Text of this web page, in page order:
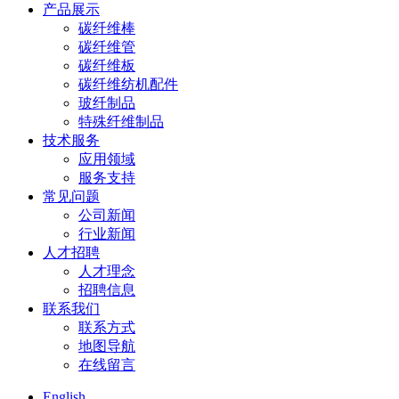
产品展示
碳纤维棒
碳纤维管
碳纤维板
碳纤维纺机配件
玻纤制品
特殊纤维制品
技术服务
应用领域
服务支持
常见问题
公司新闻
行业新闻
人才招聘
人才理念
招聘信息
联系我们
联系方式
地图导航
在线留言